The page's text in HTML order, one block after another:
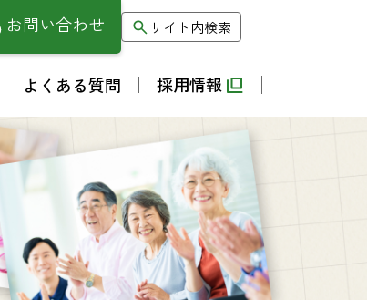
お問い合わせ サイト内検索
よくある質問 採用情報